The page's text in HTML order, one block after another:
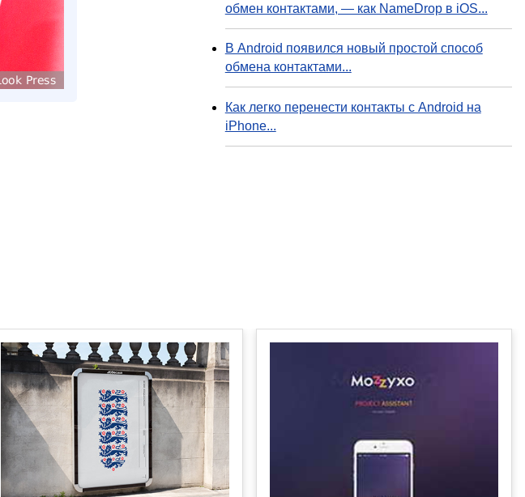
обмен контактами, — как NameDrop в iOS...
В Android появился новый простой способ
обмена контактами...
Как легко перенести контакты с Android на
iPhone...